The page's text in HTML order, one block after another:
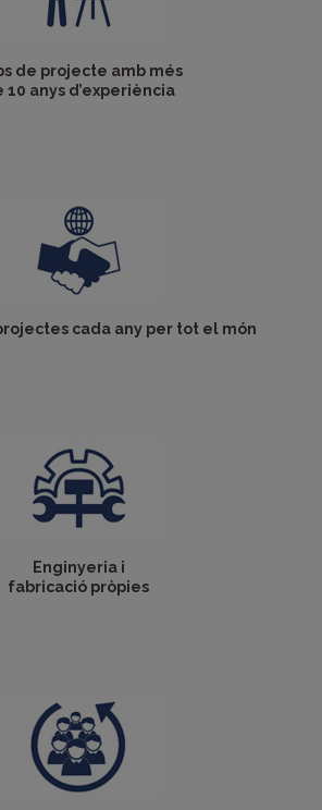
de projecte amb més
10 anys d’experiència
cada any per tot el món
Enginyeria i
fabricació pròpies